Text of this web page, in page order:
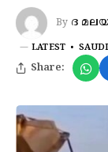
By ദ
LATEST
Share: